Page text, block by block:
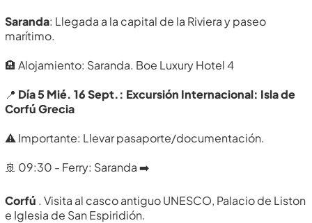
Saranda: Llegada a la capital de la Riviera y paseo
marítimo.
🏨 Alojamiento: Saranda. Boe Luxury Hotel 4
📍 Día 5 Mié. 16 Sept.: Excursión Internacional: Isla de
Corfú Grecia
⚠️ Importante: Llevar pasaporte/documentación.
🚢 09:30 - Ferry: Saranda ➡️
Corfú . Visita al casco antiguo UNESCO, Palacio de Liston
e Iglesia de San Espiridión.